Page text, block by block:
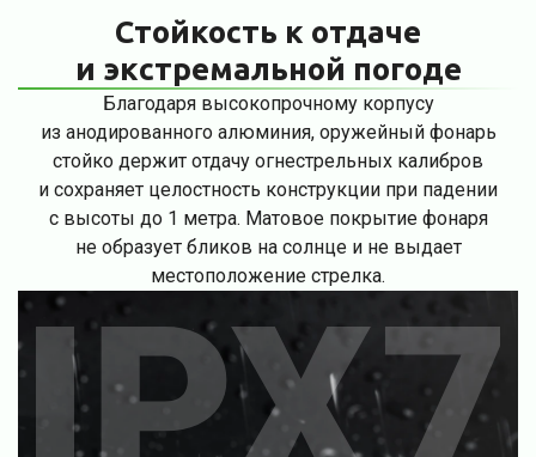
Стойкость к отдаче
и экстремальной погоде
Благодаря высокопрочному корпусу
из анодированного алюминия, оружейный фонарь
стойко держит отдачу огнестрельных калибров
и сохраняет целостность конструкции при падении
с высоты до 1 метра. Матовое покрытие фонаря
не образует бликов на солнце и не выдает
местоположение стрелка.